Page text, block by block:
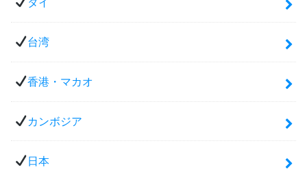
台湾
香港・マカオ
カンボジア
日本